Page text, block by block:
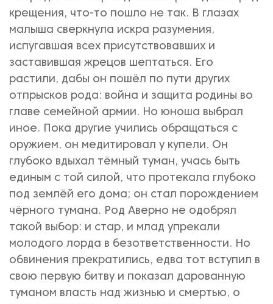
крещения, что-то пошло не так. В глазах
малыша сверкнула искра разумения,
испугавшая всех присутствовавших и
заставившая жрецов шептаться. Его
растили, дабы он пошёл по пути других
отпрысков рода: война и защита родины во
главе семейной армии. Но юноша выбрал
иное. Пока другие учились обращаться с
оружием, он медитировал у купели. Он
глубоко вдыхал тёмный туман, учась быть
единым с той силой, что протекала глубоко
под землёй его дома; он стал порождением
чёрного тумана. Род Аверно не одобрял
такой выбор: и стар, и млад упрекали
молодого лорда в безответственности. Но
обвинения прекратились, едва тот вступил в
свою первую битву и показал дарованную
туманом власть над жизнью и смертью, о